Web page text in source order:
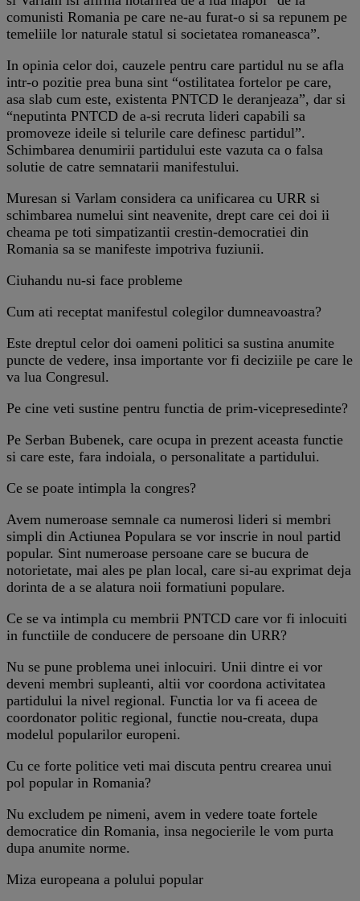
comunisti Romania pe care ne-au furat-o si sa repunem pe
temeliile lor naturale statul si societatea romaneasca”.
In opinia celor doi, cauzele pentru care partidul nu se afla
intr-o pozitie prea buna sint “ostilitatea fortelor pe care,
asa slab cum este, existenta PNTCD le deranjeaza”, dar si
“neputinta PNTCD de a-si recruta lideri capabili sa
promoveze ideile si telurile care definesc partidul”.
Schimbarea denumirii partidului este vazuta ca o falsa
solutie de catre semnatarii manifestului.
Muresan si Varlam considera ca unificarea cu URR si
schimbarea numelui sint neavenite, drept care cei doi ii
cheama pe toti simpatizantii crestin-democratiei din
Romania sa se manifeste impotriva fuziunii.
Ciuhandu nu-si face probleme
Cum ati receptat manifestul colegilor dumneavoastra?
Este dreptul celor doi oameni politici sa sustina anumite
puncte de vedere, insa importante vor fi deciziile pe care le
va lua Congresul.
Pe cine veti sustine pentru functia de prim-vicepresedinte?
Pe Serban Bubenek, care ocupa in prezent aceasta functie
si care este, fara indoiala, o personalitate a partidului.
Ce se poate intimpla la congres?
Avem numeroase semnale ca numerosi lideri si membri
simpli din Actiunea Populara se vor inscrie in noul partid
popular. Sint numeroase persoane care se bucura de
notorietate, mai ales pe plan local, care si-au exprimat deja
dorinta de a se alatura noii formatiuni populare.
Ce se va intimpla cu membrii PNTCD care vor fi inlocuiti
in functiile de conducere de persoane din URR?
Nu se pune problema unei inlocuiri. Unii dintre ei vor
deveni membri supleanti, altii vor coordona activitatea
partidului la nivel regional. Functia lor va fi aceea de
coordonator politic regional, functie nou-creata, dupa
modelul popularilor europeni.
Cu ce forte politice veti mai discuta pentru crearea unui
pol popular in Romania?
Nu excludem pe nimeni, avem in vedere toate fortele
democratice din Romania, insa negocierile le vom purta
dupa anumite norme.
Miza europeana a polului popular